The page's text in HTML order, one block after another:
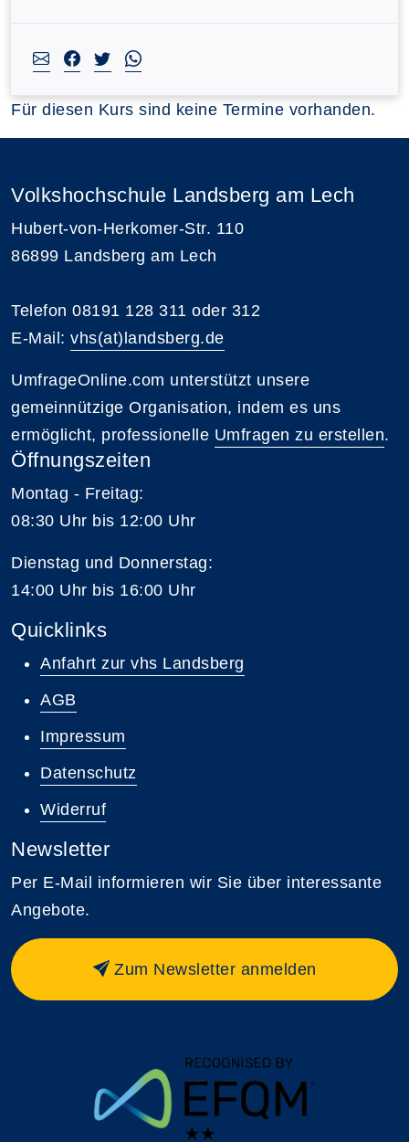
Für diesen Kurs sind keine Termine vorhanden.
Volkshochschule Landsberg am Lech
Hubert-von-Herkomer-Str. 110
86899 Landsberg am Lech
Telefon 08191 128 311 oder 312
E-Mail: vhs(at)landsberg.de
UmfrageOnline.com unterstützt unsere
gemeinnützige Organisation, indem es uns
ermöglicht, professionelle Umfragen zu erstellen.
Öffnungszeiten
Montag - Freitag:
08:30 Uhr bis 12:00 Uhr
Dienstag und Donnerstag:
14:00 Uhr bis 16:00 Uhr
Quicklinks
Anfahrt zur vhs Landsberg
AGB
Impressum
Datenschutz
Widerruf
Newsletter
Per E-Mail informieren wir Sie über interessante
Angebote.
Zum Newsletter anmelden